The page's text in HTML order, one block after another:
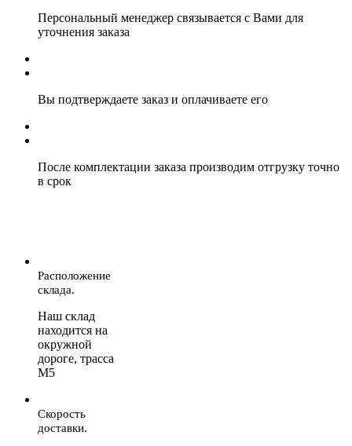
Персональный менеджер связывается с Вами для
уточнения заказа
Вы подтверждаете заказ и оплачиваете его
После комплектации заказа производим отгрузку точно
в срок
Расположение
склада.
Наш склад
находится на
окружной
дороге, трасса
М5
Скорость
доставки.